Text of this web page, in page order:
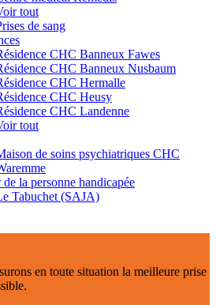
tout
de sang
CHC Banneux Fawes
CHC Banneux Nusbaum
CHC Hermalle
CHC Heusy
CHC Landenne
tout
de soins psychiatriques CHC
de la personne handicapée
Tabuchet (SAJA)
en toute situation la meilleure prise